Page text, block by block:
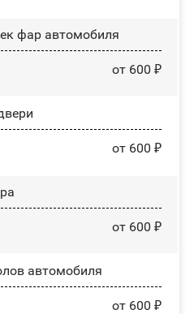
фар автомобиля
от 600 ₽
от 600 ₽
от 600 ₽
автомобиля
от 600 ₽